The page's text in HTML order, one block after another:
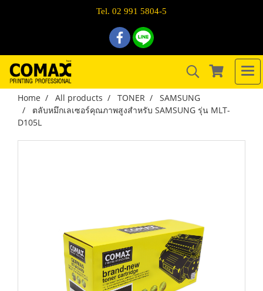
Tel. 02 991 5804-5
Home All products TONER
SAMSUNG
ตลับหมึกเลเซอร์คุณภาพสูงสำหรับ SAMSUNG รุ่น MLT-
D105L